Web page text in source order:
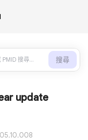
搜尋
update